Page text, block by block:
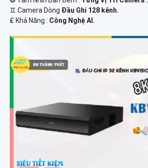
♊ Camera Dòng Đầu Ghi 128 kênh.
️₤ Khả Năng : Công Nghệ AI.